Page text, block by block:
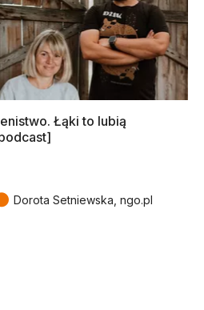
Łąki to lubią
Dorota Setniewska, ngo.pl